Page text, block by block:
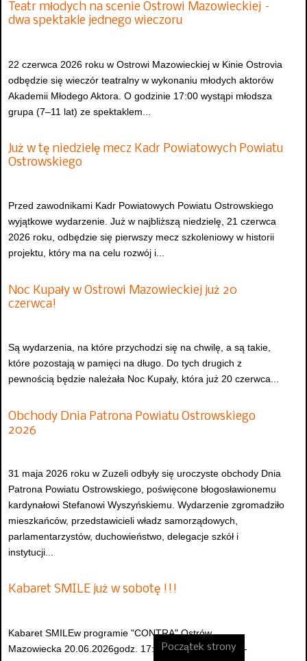
Teatr młodych na scenie Ostrowi Mazowieckiej –
dwa spektakle jednego wieczoru
22 czerwca 2026 roku w Ostrowi Mazowieckiej w Kinie Ostrovia
odbędzie się wieczór teatralny w wykonaniu młodych aktorów
Akademii Młodego Aktora. O godzinie 17:00 wystąpi młodsza
grupa (7–11 lat) ze spektaklem...
Już w tę niedzielę mecz Kadr Powiatowych Powiatu
Ostrowskiego
Przed zawodnikami Kadr Powiatowych Powiatu Ostrowskiego
wyjątkowe wydarzenie. Już w najbliższą niedzielę, 21 czerwca
2026 roku, odbędzie się pierwszy mecz szkoleniowy w historii
projektu, który ma na celu rozwój i...
Noc Kupały w Ostrowi Mazowieckiej już 20
czerwca!
Są wydarzenia, na które przychodzi się na chwilę, a są takie,
które pozostają w pamięci na długo. Do tych drugich z
pewnością będzie należała Noc Kupały, która już 20 czerwca...
Obchody Dnia Patrona Powiatu Ostrowskiego
2026
31 maja 2026 roku w Zuzeli odbyły się uroczyste obchody Dnia
Patrona Powiatu Ostrowskiego, poświęcone błogosławionemu
kardynałowi Stefanowi Wyszyńskiemu. Wydarzenie zgromadziło
mieszkańców, przedstawicieli władz samorządowych,
parlamentarzystów, duchowieństwo, delegacje szkół i
instytucji...
Kabaret SMILE już w sobotę !!!
Kabaret SMILEw programie "CONTRA" Ostrów
Mazowiecka 20.06.2026godz. 17:30Hala widowiskowo-
Początek strony